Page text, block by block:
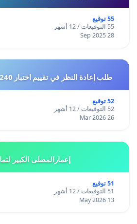
55 توقيع
55 التوقيعات / 12 أشهر
28 Sep 2025
طلب إعادة النظر في تقييم اختبار MAT240 ومنح Bonus
52 توقيع
52 التوقيعات / 12 أشهر
26 Mar 2026
إعمارالمصلى الكبير
51 توقيع
51 التوقيعات / 12 أشهر
13 May 2026